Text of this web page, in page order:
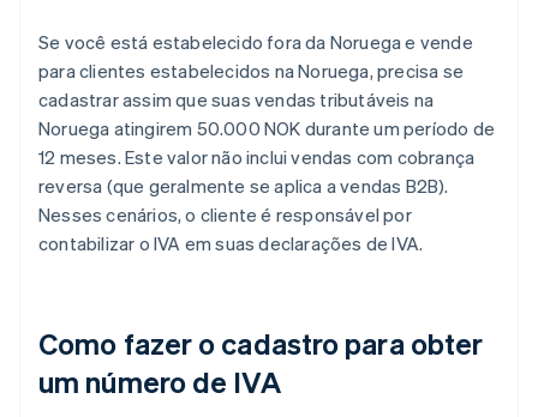
Se você está estabelecido fora da Noruega e vende
para clientes estabelecidos na Noruega, precisa se
cadastrar assim que suas vendas tributáveis na
Noruega atingirem 50.000 NOK durante um período de
12 meses. Este valor não inclui vendas com cobrança
reversa (que geralmente se aplica a vendas B2B).
Nesses cenários, o cliente é responsável por
contabilizar o IVA em suas declarações de IVA.
Como fazer o cadastro para obter
um número de IVA